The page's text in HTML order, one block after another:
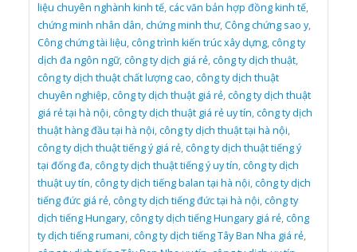
liệu chuyên nghành kinh tế,các văn bản hợp đồng kinh tế,
chứng minh nhân dân,chứng minh thư,Công chứng sao y,
Công chứng tài liệu,công trình kiến trúc xây dựng,công ty
dịch đa ngôn ngữ,công ty dịch giá rẻ,công ty dịch thuật,
công ty dịch thuật chất lượng cao,công ty dịch thuật
chuyên nghiệp,công ty dịch thuật giá rẻ,công ty dịch thuật
giá rẻ tại hà nội,công ty dịch thuật giá rẻ uy tín,công ty dịch
thuật hàng đầu tại hà nội,công ty dịch thuật tại hà nội,
công ty dịch thuật tiếng ý giá rẻ,công ty dịch thuật tiếng ý
tại đống đa,công ty dịch thuật tiếng ý uy tín,công ty dịch
thuật uy tín,công ty dịch tiếng balan tại hà nội,công ty dịch
tiếng đức giá rẻ,công ty dịch tiếng đức tại hà nội,công ty
dịch tiếng Hungary,công ty dịch tiếng Hungary giá rẻ,công
ty dịch tiếng rumani,công ty dịch tiếng Tây Ban Nha giá rẻ,